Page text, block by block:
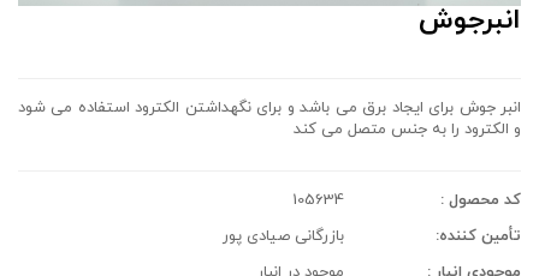
انبرجوش
انبر جوش برای ایجاد برق می باشد و برای نگهداشتن الکترود استفاده می شود
و الکترود را به جنس متصل می کند
کد محصول :
105634
تأمین کننده:
بازرگانی صیادی پور